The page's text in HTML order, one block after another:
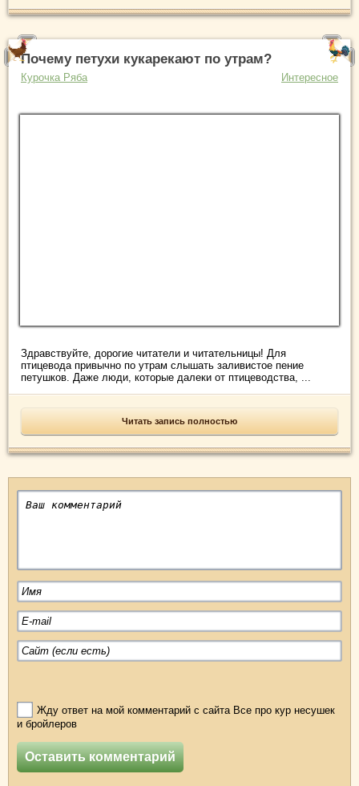
Почему петухи кукарекают по утрам?
Курочка Ряба Интересное
Здравствуйте, дорогие читатели и читательницы! Для
птицевода привычно по утрам слышать заливистое пение
петушков. Даже люди, которые далеки от птицеводства, ...
Читать запись полностью
Жду ответ на мой комментарий с сайта Все про кур несушек
и бройлеров